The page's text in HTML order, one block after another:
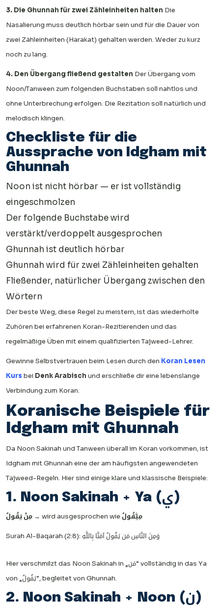
3. Die Ghunnah für zwei Zähleinheiten halten Die
Nasalierung muss deutlich hörbar sein und für die Dauer von
zwei Zähleinheiten (Harakat) gehalten werden. Weder zu kurz
noch zu lang.
4. Den Übergang fließend gestalten Der Übergang vom
Noon/Tanween zum folgenden Buchstaben soll nahtlos und
ohne Unterbrechung erfolgen. Die Rezitation soll natürlich und
melodisch klingen.
Checkliste für die
Aussprache von Idgham mit
Ghunnah
Noon ist nicht hörbar — er ist vollständig
eingeschmolzen
Der folgende Buchstabe wird
verstärkt/verdoppelt ausgesprochen
Ghunnah ist deutlich hörbar
Ghunnah wird für zwei Zähleinheiten gehalten
Fließender, natürlicher Übergang zwischen den
Wörtern
Der beste Weg, diese Regel zu meistern, ist das wiederholte
Zuhören bei erfahrenen Koran-Rezitierenden und das
regelmäßige Üben mit einem qualifizierten Tajweed-Lehrer.
Gewinne Selbstvertrauen beim Lesen durch den Koran Lesen
Kurs bei Denk Arabisch und erschließe dir eine lebenslange
Verbindung zum Koran.
Koranische Beispiele für
Idgham mit Ghunnah
Da Noon Sakinah und Tanween überall im Koran vorkommen, ist
Idgham mit Ghunnah eine der am häufigsten angewendeten
Tajweed-Regeln. Hier sind einige klare und klassische Beispiele:
1. Noon Sakinah + Ya (ي)
مِنْ يَقُولُ → wird ausgesprochen wie مِيَّقُولُ
Surah Al-Baqarah (2:8): وَمِنَ النَّاسِ مَن يَقُولُ آمَنَّا بِاللَّهِ
Hier verschmilzt das Noon Sakinah in „مَن“ vollständig in das Ya
von „يَقُولُ“, begleitet von Ghunnah.
2. Noon Sakinah + Noon (ن)